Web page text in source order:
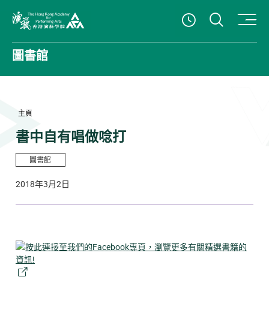
查看開放時
打開
圖書館
主頁
書中自有唱做唸打
圖書館
2018年3月2日